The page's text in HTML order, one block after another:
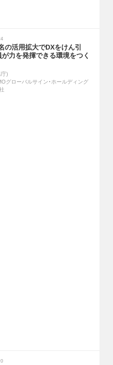
の活用拡大でDXをけん引
が力を発揮できる環境をつく
)
グローバルサイン・ホールディング